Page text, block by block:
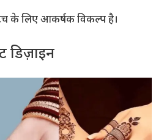
के लिए आकर्षक विकल्प है।
डिज़ाइन